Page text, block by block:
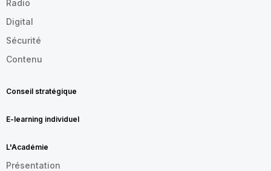
Radio
Digital
Sécurité
Contenu
Conseil stratégique
E-learning individuel
L'Académie
Présentation